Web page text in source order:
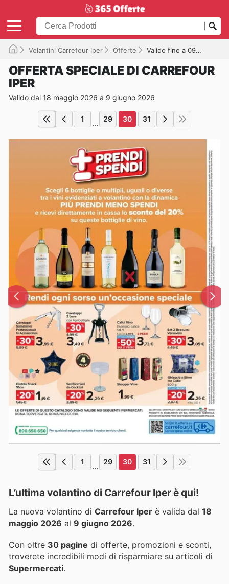
Volantini Carrefour Iper Offerte Valido fino a 09/06/2026
OFFERTA SPECIALE DI CARREFOUR
IPER
Valido dal 18 maggio 2026 a 9 giugno 2026
1 ... 29 30 31
1 ... 29 30 31
L’ultima volantino di Carrefour Iper è qui!
La nuova volantino di Carrefour Iper è valida dal 18
maggio 2026 al 9 giugno 2026.
Con oltre 30 pagine di offerte, promozioni e sconti,
troverete incredibili modi di risparmiare su articoli di
Supermercati.